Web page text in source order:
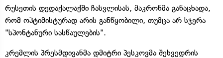
რუსეთის დედაქალაქში ჩასვლისას, მაკრონმა განაცხადა,
რომ ოპტიმისტურად არის განწყობილი, თუმცა არ სჯერა
"სპონტანური სასწაულების".
კრემლის პრესმდივანმა დმიტრი პესკოვმა შეხვედრის